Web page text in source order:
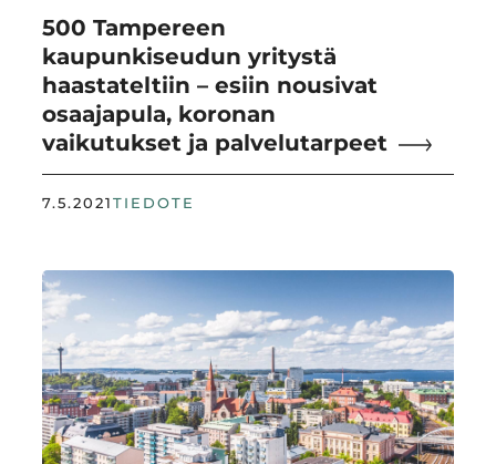
500 Tampereen
kaupunkiseudun yritystä
haastateltiin – esiin nousivat
osaajapula, koronan
vaikutukset ja palvelutarpeet
7.5.2021TIEDOTE